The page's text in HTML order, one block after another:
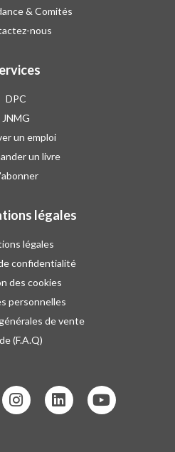
& Comités
nous
DPC
JNMG
un emploi
un livre
légales
légales
confidentialité
des cookies
personnelles
de vente
(F.A.Q)